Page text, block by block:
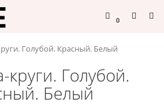
0
Голубой. Красный. Белый
круги. Голубой.
Белый